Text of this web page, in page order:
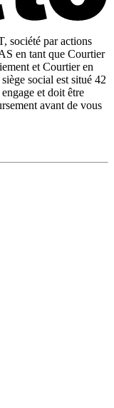
société par actions
en tant que Courtier
et Courtier en
social est situé 42
et doit être
avant de vous